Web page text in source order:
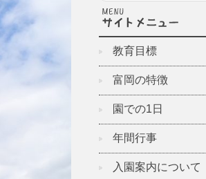
教育目標
富岡の特徴
園での1日
年間行事
入園案内について